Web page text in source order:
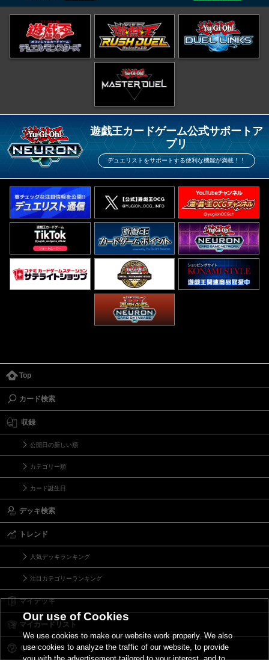
遊戯王カードゲーム公式サポートア
プリ
デュエリストをサポートする便利な機能が満載！！
Top
カード検索
収録
公開日の新しい順
カテゴリー順
カード誕生日
デッキ検索
トレンド
人気デッキランキング
注目カテゴリーランキング
マイデッキ
マイカードリスト
Ｑ＆Ａ
Our use of Cookies
We use cookies to make our website work properly. We also
use cookies to analyze the traffic of our website, to provide